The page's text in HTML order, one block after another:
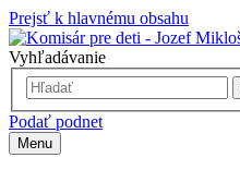
Prejsť k hlavnému obsahu
Vyhľadávanie
Podať podnet
Menu